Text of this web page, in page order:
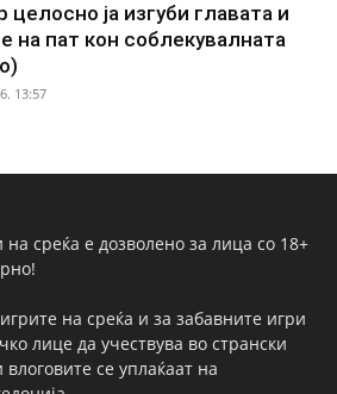
целосно ја изгуби главата и
на пат кон соблекувалната
13:57
на среќа е дозволено за лица со 18+
на среќа и за забавните игри
лице да учествува во странски
се уплаќаат на